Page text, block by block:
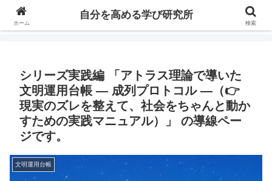
自分の価値を高めるための学びについて研究し、セミナーや情報（ブログ、動
シリーズ実践編 「アトラス理論で導いた
文明運用台帳 ― 成列プロトコル ―（👉
現実のズレを整えて、社会をちゃんと動か
すための実践マニュアル）」 の導線ペー
ジです。
文明運用台帳
ホーム
自分を高める学び研究所
検索